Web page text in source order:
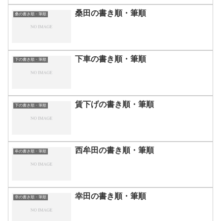
桑の書き順・筆順 桑田の書き順・筆順
下の書き順・筆順 下車の書き順・筆順
下の書き順・筆順 賃下げの書き順・筆順
牟の書き順・筆順 西牟田の書き順・筆順
幸の書き順・筆順 幸田の書き順・筆順